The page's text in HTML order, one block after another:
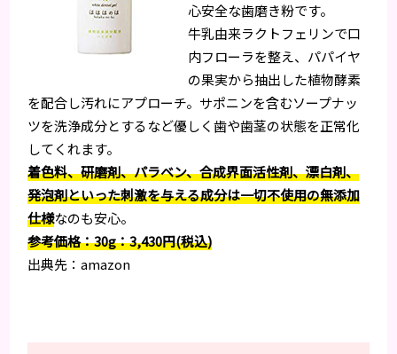
心安全な歯磨き粉です。
牛乳由来ラクトフェリンで口
内フローラを整え、パパイヤ
の果実から抽出した植物酵素
を配合し汚れにアプローチ。サポニンを含むソープナッ
ツを洗浄成分とするなど優しく歯や歯茎の状態を正常化
してくれます。
着色料、研磨剤、パラベン、合成界面活性剤、漂白剤、
発泡剤といった刺激を与える成分は一切不使用の無添加
仕様なのも安心。
参考価格：30g：3,430円(税込)
出典先：amazon